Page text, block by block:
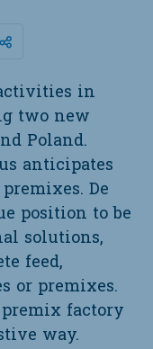
in
two new
Poland.
anticipates
De
position to be
solutions,
feed,
or premixes.
premix factory
way.